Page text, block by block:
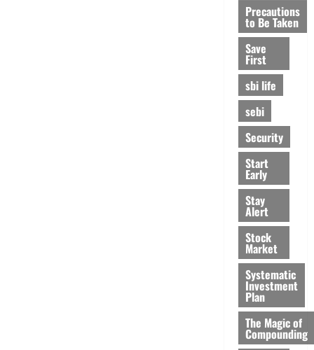
Precautions
to Be Taken
Save
First
sbi life
sebi
Security
Start
Early
Stay
Alert
Stock
Market
Systematic
Investment
Plan
The Magic of
Compounding